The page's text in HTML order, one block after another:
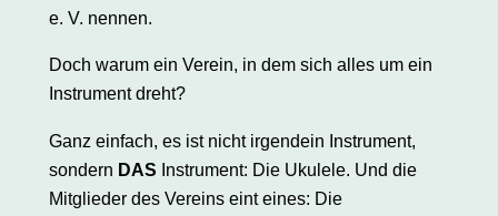
e. V. nennen.
Doch warum ein Verein, in dem sich alles um ein
Instrument dreht?
Ganz einfach, es ist nicht irgendein Instrument,
sondern DAS Instrument: Die Ukulele. Und die
Mitglieder des Vereins eint eines: Die